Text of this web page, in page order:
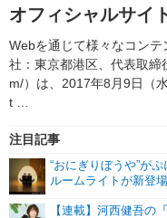
グッズ
声優
舞台
ラキりす
番組・動画一覧
動画
連載・ブログ
連載・ブログ一覧
編集部ブログ・お知ら
オフィシャルサイ
Webを通じて様々なコン
社：東京都港区、代表取
m/）は、2017年8月9日（
t …
注目記事
“おにぎりぼうや”が
ルームライトが新登場
【連載】河西健吾の